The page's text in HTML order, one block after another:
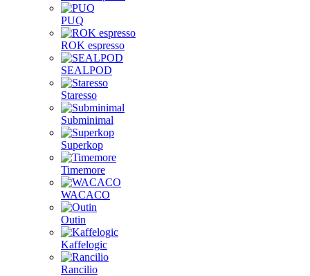
PUQ
ROK espresso
SEALPOD
Staresso
Subminimal
Superkop
Timemore
WACACO
Outin
Kaffelogic
Rancilio